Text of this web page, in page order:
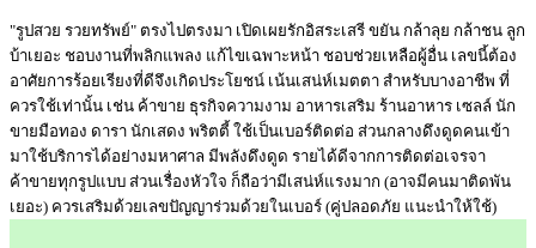
"รูปสวย รวยทรัพย์" ตรงไปตรงมา เปิดเผยรักอิสระเสรี ขยัน กล้าลุย กล้าชน ลูก
บ้าเยอะ ชอบงานที่พลิกแพลง แก้ไขเฉพาะหน้า ชอบช่วยเหลือผู้อื่น เลขนี้ต้อง
อาศัยการร้อยเรียงที่ดีจึงเกิดประโยชน์ เน้นเสน่ห์เมตตา สำหรับบางอาชีพ ที่
ควรใช้เท่านั้น เช่น ค้าขาย ธุรกิจความงาม อาหารเสริม ร้านอาหาร เซลล์ นัก
ขายมือทอง ดารา นักเสดง พริตตี้ ใช้เป็นเบอร์ติดต่อ ส่วนกลางดึงดูดคนเข้า
มาใช้บริการได้อย่างมหาศาล มีพลังดึงดูด รายได้ดีจากการติดต่อเจรจา
ค้าขายทุกรูปแบบ ส่วนเรื่องหัวใจ ก็ถือว่ามีเสน่ห์แรงมาก (อาจมีคนมาติดพัน
เยอะ) ควรเสริมด้วยเลขปัญญาร่วมด้วยในเบอร์ (คู่ปลอดภัย แนะนำให้ใช้)